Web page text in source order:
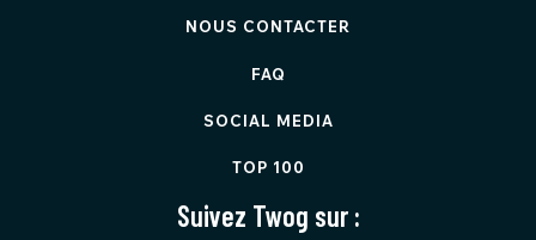
NOUS CONTACTER
FAQ
SOCIAL MEDIA
TOP 100
Suivez Twog sur :